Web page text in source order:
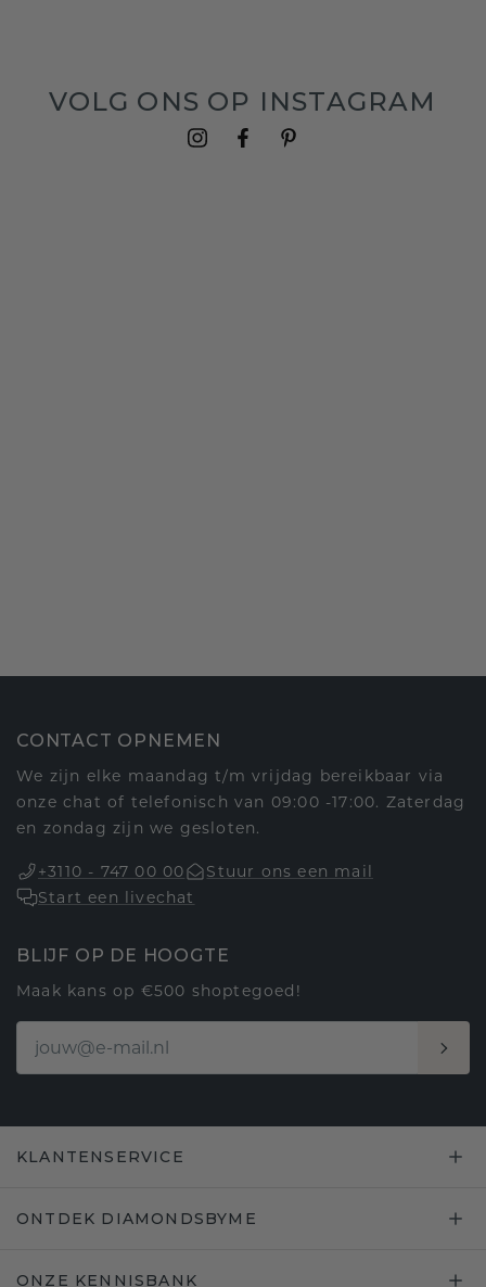
VOLG ONS OP INSTAGRAM
CONTACT OPNEMEN
We zijn elke maandag t/m vrijdag bereikbaar via
onze chat of telefonisch van 09:00 -17:00. Zaterdag
en zondag zijn we gesloten.
+3110 - 747 00 00
Stuur ons een mail
Start een livechat
BLIJF OP DE HOOGTE
Maak kans op €500 shoptegoed!
KLANTENSERVICE
ONTDEK DIAMONDSBYME
ONZE KENNISBANK